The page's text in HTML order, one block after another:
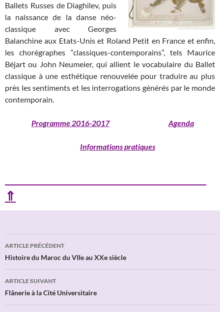
Ballets Russes de Diaghilev, puis
la naissance de la danse néo-
classique avec Georges
Balanchine aux Etats-Unis et Roland Petit en France et enfin,
les chorégraphes “classiques-contemporains”, tels Maurice
Béjart ou John Neumeier, qui allient le vocabulaire du Ballet
classique à une esthétique renouvelée pour traduire au plus
près les sentiments et les interrogations générés par le monde
contemporain.
Programme 2016-2017 Agenda
Informations pratiques
⇑
Navigation
des
articles
ARTICLE PRÉCÉDENT
Histoire du Maroc du VIIe au XXe siècle
ARTICLE SUIVANT
Flânerie à la Cité Universitaire